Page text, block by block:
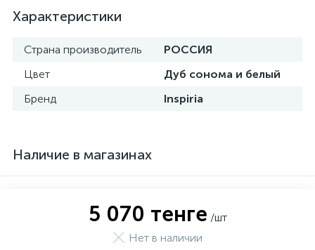
Характеристики
Страна производитель
РОССИЯ
Цвет
Дуб сонома и белый
Бренд
Inspiria
Наличие в магазинах
5 070 тенге /шт
Нет в наличии